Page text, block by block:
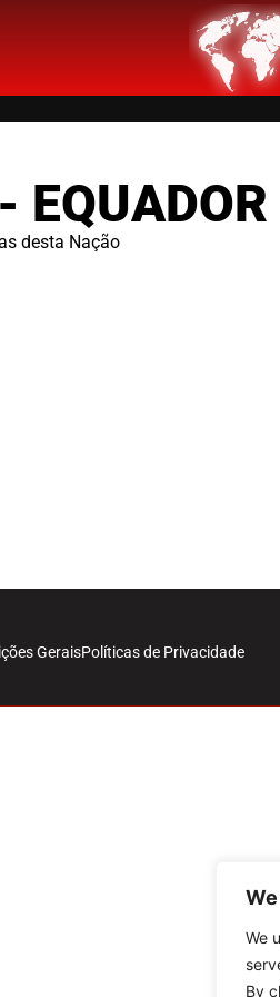
We
By
EQUADOR
desta Nação
GeraisPolíticas de Privacidade